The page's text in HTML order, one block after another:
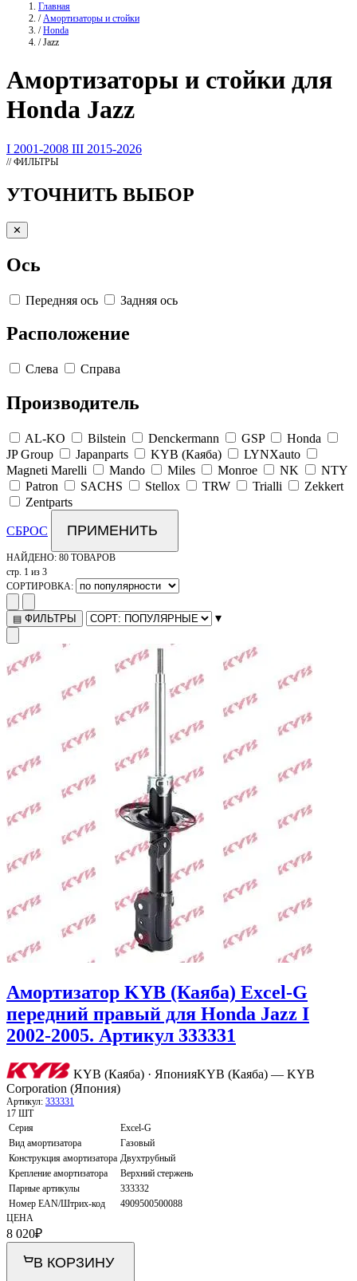
Главная
/ Амортизаторы и стойки
/ Honda
/ Jazz
Амортизаторы и стойки для
Honda Jazz
I 2001-2008 III 2015-2026
// ФИЛЬТРЫ
УТОЧНИТЬ ВЫБОР
✕
Ось
Передняя ось Задняя ось
Расположение
Слева Справа
Производитель
AL-KO Bilstein Denckermann GSP
Honda
JP Group
Japanparts KYB (Каяба)
LYNXauto
Magneti Marelli
Mando Miles Monroe NK
NTY
Patron
SACHS Stellox TRW Trialli
Zekkert
Zentparts
СБРОС ПРИМЕНИТЬ
НАЙДЕНО: 80 ТОВАРОВ
стр. 1 из 3
СОРТИРОВКА:
▤ ФИЛЬТРЫ ▾
Амортизатор KYB (Каяба) Excel-G
передний правый для Honda Jazz I
2002-2005. Артикул 333331
KYB (Каяба) · ЯпонияKYB (Каяба) — KYB
Corporation (Япония)
Артикул: 333331
17 ШТ
Серия
Excel-G
Вид амортизатора
Газовый
Конструкция амортизатора Двухтрубный
Крепление амортизатора
Верхний стержень
Парные артикулы
333332
Номер EAN/Штрих-код
4909500500088
ЦЕНА
8 020₽
В КОРЗИНУ